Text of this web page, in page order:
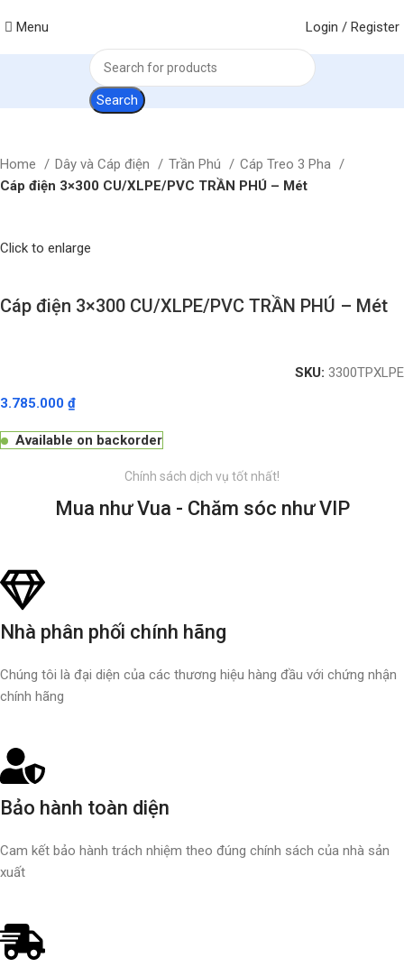
Menu Login / Register
Search
Home Dây và Cáp điện Trần Phú
Cáp Treo 3 Pha
Cáp điện 3×300 CU/XLPE/PVC TRẦN PHÚ – Mét
Click to enlarge
Cáp điện 3×300 CU/XLPE/PVC TRẦN PHÚ – Mét
SKU: 3300TPXLPE
3.785.000₫
Available on backorder
Chính sách dịch vụ tốt nhất!
Mua như Vua - Chăm sóc như VIP
Nhà phân phối chính hãng
Chúng tôi là đại diện của các thương hiệu hàng đầu với chứng nhận
chính hãng
Bảo hành toàn diện
Cam kết bảo hành trách nhiệm theo đúng chính sách của nhà sản
xuất